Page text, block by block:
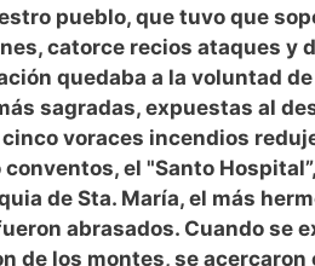
pueblo, que tuvo que
catorce recios ataques y
quedaba a la voluntad
sagradas, expuestas al
cinco voraces incendios
el "Santo
de Sta. María, el más
abrasados. Cuando se
de los montes, se acercaron